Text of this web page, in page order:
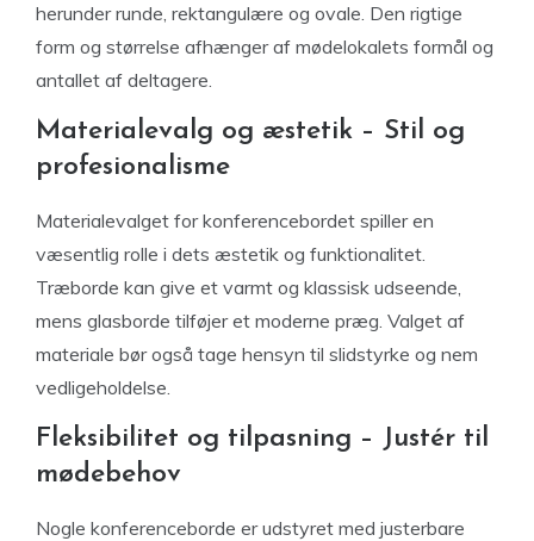
herunder runde, rektangulære og ovale. Den rigtige
form og størrelse afhænger af mødelokalets formål og
antallet af deltagere.
Materialevalg og æstetik – Stil og
profesionalisme
Materialevalget for konferencebordet spiller en
væsentlig rolle i dets æstetik og funktionalitet.
Træborde kan give et varmt og klassisk udseende,
mens glasborde tilføjer et moderne præg. Valget af
materiale bør også tage hensyn til slidstyrke og nem
vedligeholdelse.
Fleksibilitet og tilpasning – Justér til
mødebehov
Nogle konferenceborde er udstyret med justerbare